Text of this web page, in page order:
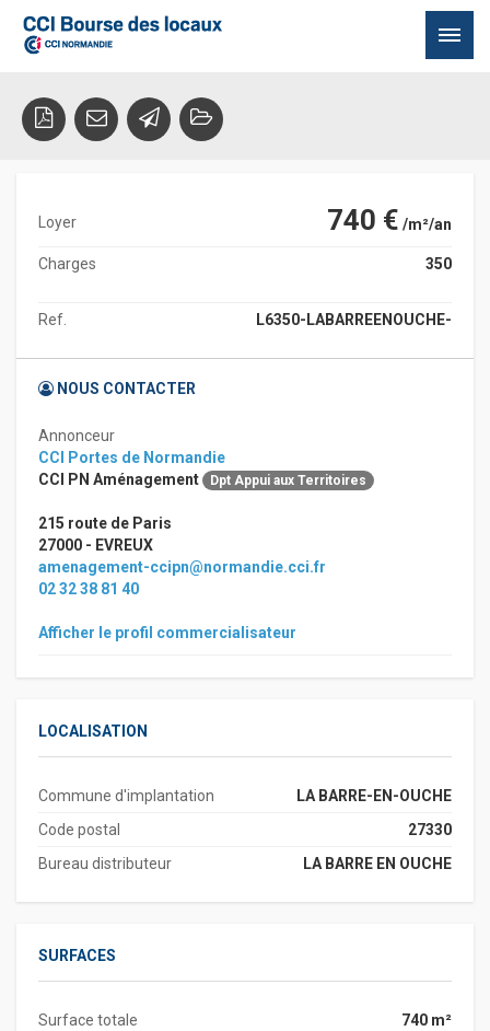
contenu
LA BARRE-EN-OUCHE
27330 LA BARRE EN OUCHE
Loyer 740 € /m²/an
Charges 350
Ref. L6350-LABARREENOUCHE-
NOUS CONTACTER
Annonceur
CCI Portes de Normandie
CCI PN Aménagement
Dpt Appui aux Territoires
215 route de Paris
27000 - EVREUX
amenagement-ccipn@normandie.cci.fr
02 32 38 81 40
Afficher le profil commercialisateur
LOCALISATION
Commune d'implantation
LA BARRE-EN-OUCHE
Code postal
27330
Bureau distributeur
LA BARRE EN OUCHE
SURFACES
Surface totale
740 m²